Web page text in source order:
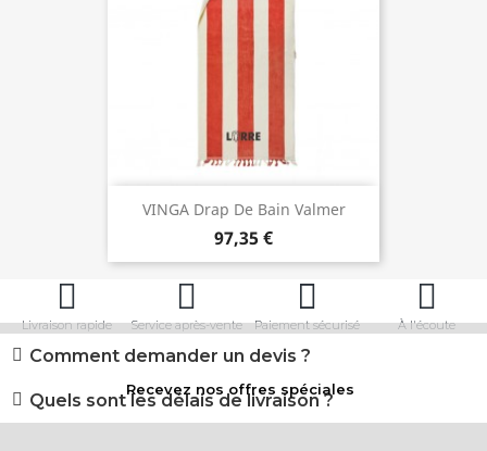
VINGA Drap De Bain Valmer
97,35 €
Livraison rapide Service après-vente Paiement sécurisé À l'écoute
Comment demander un devis ?
Quels sont les délais de livraison ?
Recevez nos offres spéciales